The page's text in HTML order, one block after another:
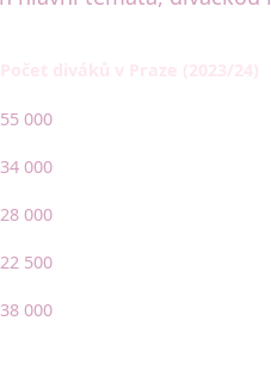
55 000
34 000
28 000
22 500
38 000